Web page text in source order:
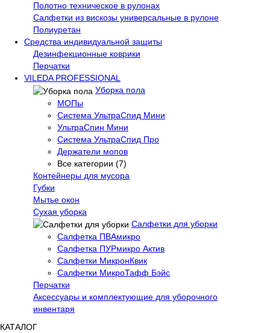
Полотно техническое в рулонах
Салфетки из вискозы универсальные в рулоне
Полиуретан
Средства индивидуальной защиты
Дезинфекционные коврики
Перчатки
VILEDA PROFESSIONAL
Уборка пола
МОПы
Система УльтраСпид Мини
УльтраСпин Мини
Система УльтраСпид Про
Держатели мопов
Все категории (7)
Контейнеры для мусора
Губки
Мытье окон
Сухая уборка
Салфетки для уборки
Салфетка ПВАмикро
Салфетка ПУРмикро Актив
Салфетки МикронКвик
Салфетки МикроТафф Бэйс
Перчатки
Аксессуары и комплектующие для уборочного
инвентаря
КАТАЛОГ